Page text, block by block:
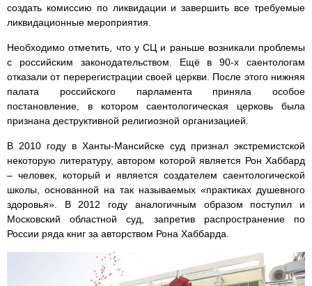
создать комиссию по ликвидации и завершить все требуемые
ликвидационные мероприятия.
Необходимо отметить, что у СЦ и раньше возникали проблемы
с российским законодательством. Ещё в 90-х саентологам
отказали от перерегистрации своей церкви. После этого нижняя
палата российского парламента приняла особое
постановление, в котором саентологическая церковь была
признана деструктивной религиозной организацией.
В 2010 году в Ханты-Мансийске суд признал экстремистской
некоторую литературу, автором которой является Рон Хаббард
– человек, который и является создателем саентологической
школы, основанной на так называемых «практиках душевного
здоровья». В 2012 году аналогичным образом поступил и
Московский областной суд, запретив распространение по
России ряда книг за авторством Рона Хаббарда.